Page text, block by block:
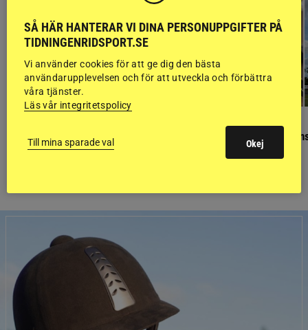
Finaldag med jubileumsutställning Så gick det på
SÅ HÄR HANTERAR VI DINA PERSONUPPGIFTER PÅ
TIDNINGENRIDSPORT.SE
Vi använder cookies för att ge dig den bästa
användarupplevelsen och för att utveckla och förbättra
våra tjänster.
Läs vår integritetspolicy
Till mina sparade val Okej